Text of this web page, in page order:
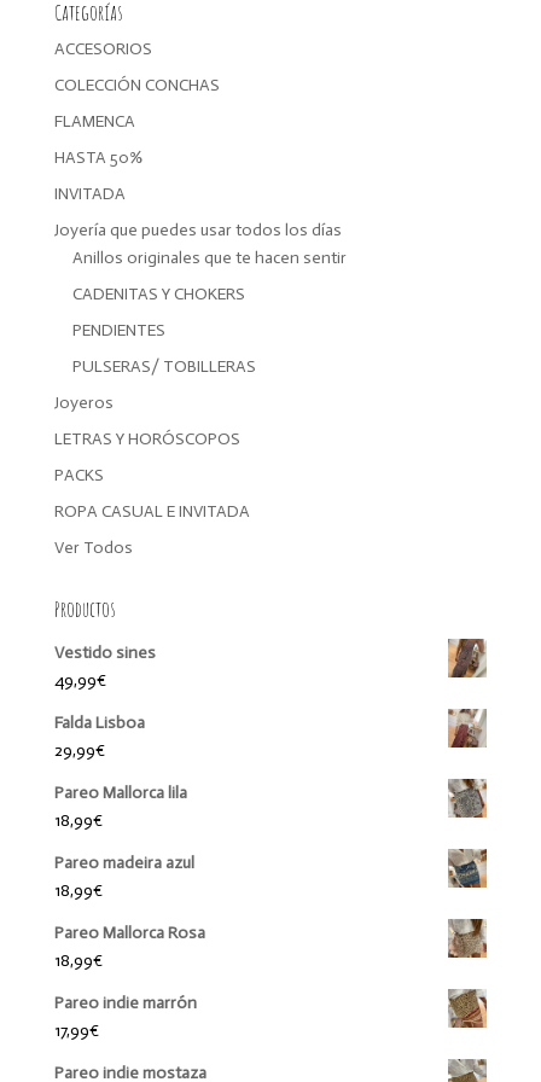
Categorías
ACCESORIOS
COLECCIÓN CONCHAS
FLAMENCA
HASTA 50%
INVITADA
Joyería que puedes usar todos los días
Anillos originales que te hacen sentir
CADENITAS Y CHOKERS
PENDIENTES
PULSERAS/ TOBILLERAS
Joyeros
LETRAS Y HORÓSCOPOS
PACKS
ROPA CASUAL E INVITADA
Ver Todos
Productos
Vestido sines
49,99€
Falda Lisboa
29,99€
Pareo Mallorca lila
18,99€
Pareo madeira azul
18,99€
Pareo Mallorca Rosa
18,99€
Pareo indie marrón
17,99€
Pareo indie mostaza